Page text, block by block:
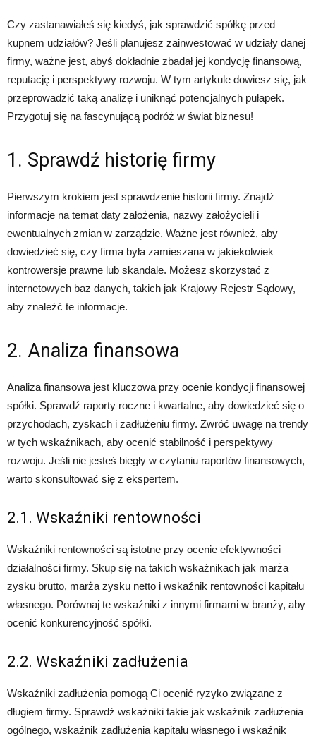
Czy zastanawiałeś się kiedyś, jak sprawdzić spółkę przed
kupnem udziałów? Jeśli planujesz zainwestować w udziały danej
firmy, ważne jest, abyś dokładnie zbadał jej kondycję finansową,
reputację i perspektywy rozwoju. W tym artykule dowiesz się, jak
przeprowadzić taką analizę i uniknąć potencjalnych pułapek.
Przygotuj się na fascynującą podróż w świat biznesu!
1. Sprawdź historię firmy
Pierwszym krokiem jest sprawdzenie historii firmy. Znajdź
informacje na temat daty założenia, nazwy założycieli i
ewentualnych zmian w zarządzie. Ważne jest również, aby
dowiedzieć się, czy firma była zamieszana w jakiekolwiek
kontrowersje prawne lub skandale. Możesz skorzystać z
internetowych baz danych, takich jak Krajowy Rejestr Sądowy,
aby znaleźć te informacje.
2. Analiza finansowa
Analiza finansowa jest kluczowa przy ocenie kondycji finansowej
spółki. Sprawdź raporty roczne i kwartalne, aby dowiedzieć się o
przychodach, zyskach i zadłużeniu firmy. Zwróć uwagę na trendy
w tych wskaźnikach, aby ocenić stabilność i perspektywy
rozwoju. Jeśli nie jesteś biegły w czytaniu raportów finansowych,
warto skonsultować się z ekspertem.
2.1. Wskaźniki rentowności
Wskaźniki rentowności są istotne przy ocenie efektywności
działalności firmy. Skup się na takich wskaźnikach jak marża
zysku brutto, marża zysku netto i wskaźnik rentowności kapitału
własnego. Porównaj te wskaźniki z innymi firmami w branży, aby
ocenić konkurencyjność spółki.
2.2. Wskaźniki zadłużenia
Wskaźniki zadłużenia pomogą Ci ocenić ryzyko związane z
długiem firmy. Sprawdź wskaźniki takie jak wskaźnik zadłużenia
ogólnego, wskaźnik zadłużenia kapitału własnego i wskaźnik